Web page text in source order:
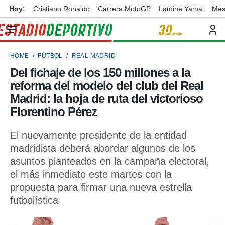
de
por
para
la
que se
calidad.
a este
y
forma
digital
basada
Hoy: Cristiano Ronaldo Carrera MotoGP Lamine Yamal
HOME FÚTBOL REAL MADRID
Del fichaje de los 150 millones a la
reforma del modelo del club del Real
Madrid: la hoja de ruta del victorioso
Florentino Pérez
El nuevamente presidente de la entidad
madridista deberá abordar algunos de los
asuntos planteados en la campaña electoral,
el más inmediato este martes con la
propuesta para firmar una nueva estrella
futbolística